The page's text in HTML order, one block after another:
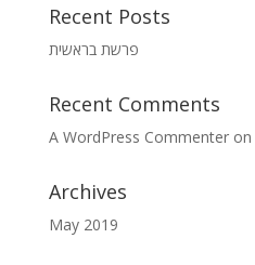
Recent Posts
פרשת בראשית
Recent Comments
A WordPress Commenteron
Archives
May 2019